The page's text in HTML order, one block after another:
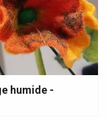
humide -